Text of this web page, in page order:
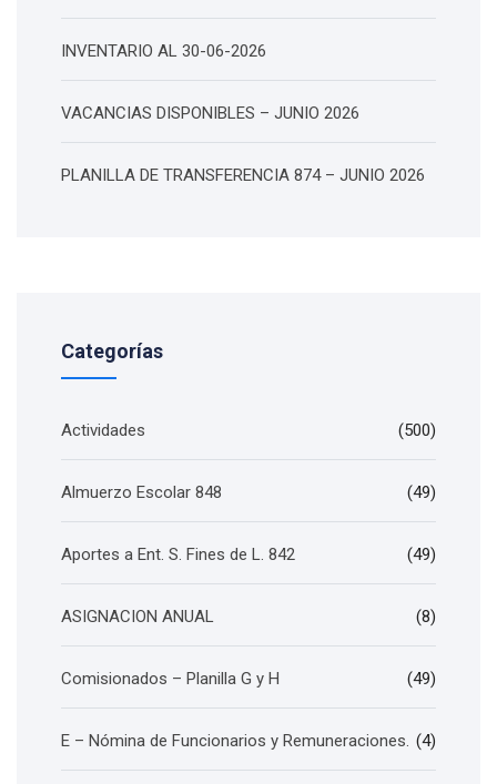
INVENTARIO AL 30-06-2026
VACANCIAS DISPONIBLES – JUNIO 2026
PLANILLA DE TRANSFERENCIA 874 – JUNIO 2026
Categorías
Actividades (500)
Almuerzo Escolar 848 (49)
Aportes a Ent. S. Fines de L. 842 (49)
ASIGNACION ANUAL (8)
Comisionados – Planilla G y H (49)
E – Nómina de Funcionarios y Remuneraciones. (4)